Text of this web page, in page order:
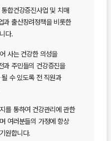
합건강증진사업 및 치매
과 출산장려정책을 비롯한
다.
사는 건강한 의성을
과 주민들의 건강증진을
수 있도록 전 직원과
를 통하여 건강관리에 관한
여러분들의 가정에 항상
원합니다.